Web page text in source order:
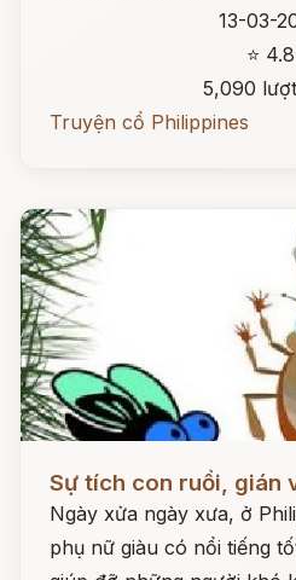
13-03-
⭐ 4.8
5,090
Truyện cổ Philippines
Sự tích con ruồi, gián
Ngày xửa ngày xưa, ở
phụ nữ giàu có nổi tiếng